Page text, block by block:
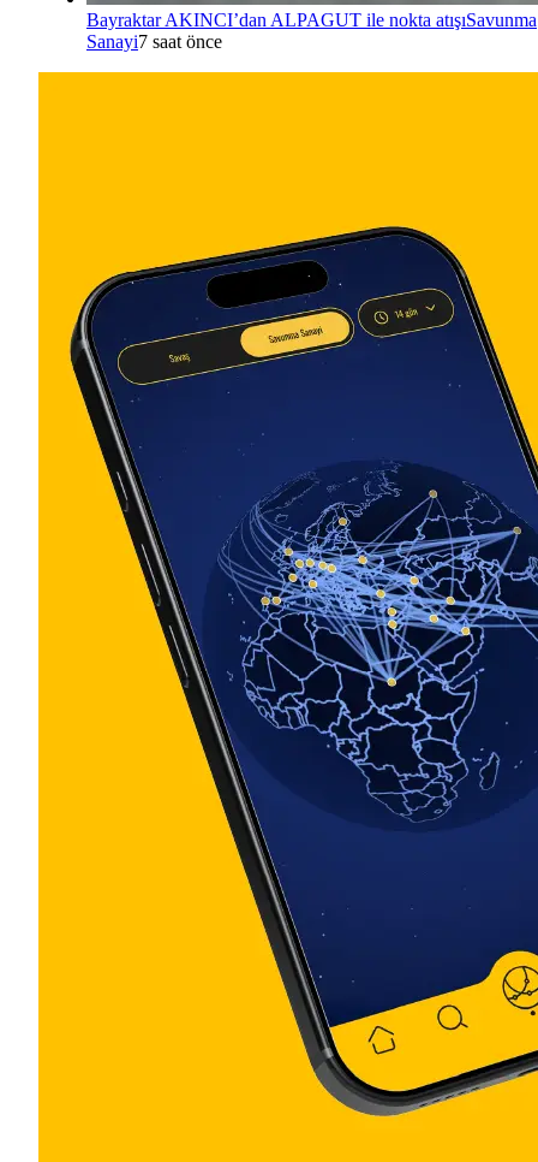
Bayraktar AKINCI’dan ALPAGUT ile nokta atışıSavunma
Sanayi7 saat önce